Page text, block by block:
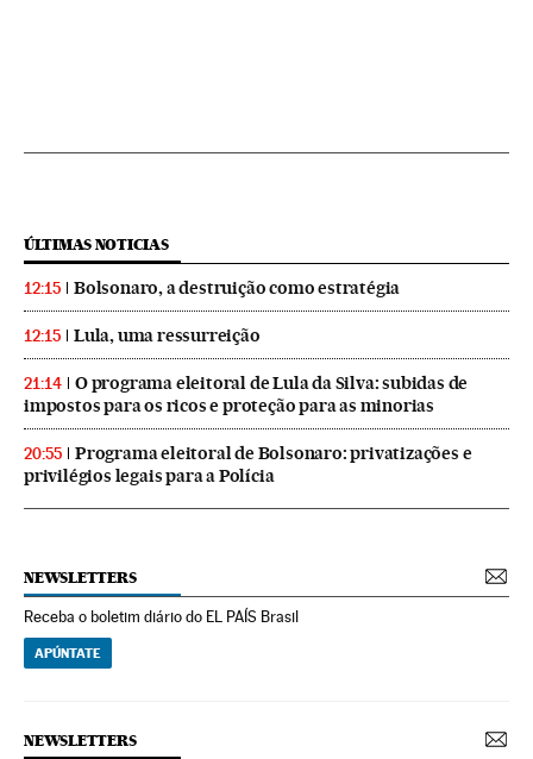
ÚLTIMAS NOTICIAS
12:15 Bolsonaro, a destruição como estratégia
12:15 Lula, uma ressurreição
21:14
O programa eleitoral de Lula da Silva: subidas de
impostos para os ricos e proteção para as minorias
20:55
Programa eleitoral de Bolsonaro: privatizações e
privilégios legais para a Polícia
NEWSLETTERS
Receba o boletim diário do EL PAÍS Brasil
APÚNTATE
NEWSLETTERS